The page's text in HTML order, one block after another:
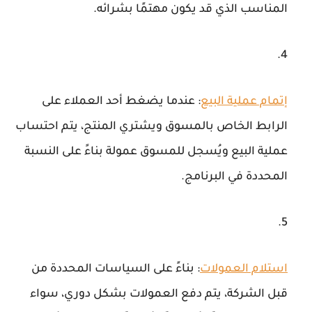
المناسب الذي قد يكون مهتمًا بشرائه.
إتمام عملية البيع: عندما يضغط أحد العملاء على
الرابط الخاص بالمسوق ويشتري المنتج، يتم احتساب
عملية البيع ويُسجل للمسوق عمولة بناءً على النسبة
المحددة في البرنامج.
استلام العمولات: بناءً على السياسات المحددة من
قبل الشركة، يتم دفع العمولات بشكل دوري، سواء